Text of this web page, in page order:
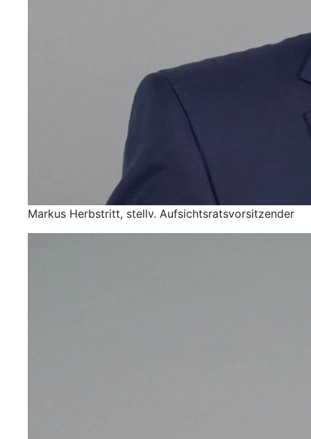
Markus Herbstritt, stellv. Aufsichtsratsvorsitzender